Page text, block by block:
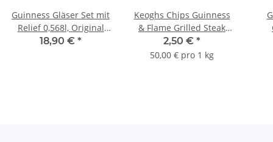
Guinness Gläser Set mit
Relief 0,568l, Original
Pintgröße
18,90 € *
Keoghs Chips Guinness
& Flame Grilled Steak
50g
2,50 € *
50,00 € pro 1 kg